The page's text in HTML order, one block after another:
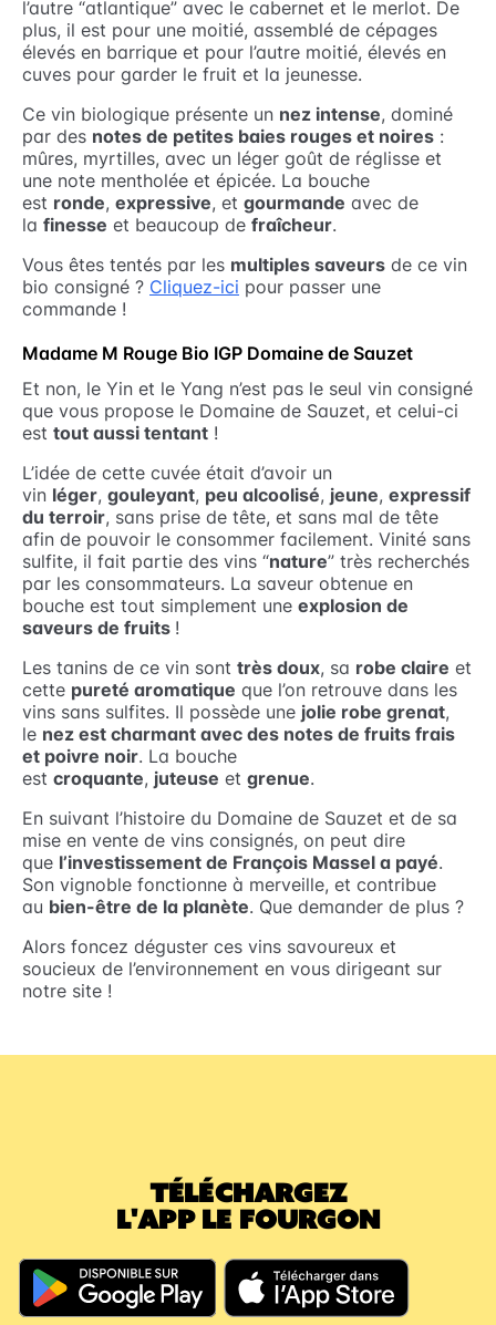
l’autre “atlantique” avec le cabernet et le merlot. De
plus, il est pour une moitié, assemblé de cépages
élevés en barrique et pour l’autre moitié, élevés en
cuves pour garder le fruit et la jeunesse.
Ce vin biologique présente un nez intense, dominé
par des notes de petites baies rouges et noires :
mûres, myrtilles, avec un léger goût de réglisse et
une note mentholée et épicée. La bouche
est ronde, expressive, et gourmande avec de
la finesse et beaucoup de fraîcheur.
Vous êtes tentés par les multiples saveurs de ce vin
bio consigné ? Cliquez-ici pour passer une
commande !
Madame M Rouge Bio IGP Domaine de Sauzet
Et non, le Yin et le Yang n’est pas le seul vin consigné
que vous propose le Domaine de Sauzet, et celui-ci
est tout aussi tentant !
L’idée de cette cuvée était d’avoir un
vin léger, gouleyant, peu alcoolisé, jeune, expressif
du terroir, sans prise de tête, et sans mal de tête
afin de pouvoir le consommer facilement. Vinité sans
sulfite, il fait partie des vins “nature” très recherchés
par les consommateurs. La saveur obtenue en
bouche est tout simplement une explosion de
saveurs de fruits !
Les tanins de ce vin sont très doux, sa robe claire et
cette pureté aromatique que l’on retrouve dans les
vins sans sulfites. Il possède une jolie robe grenat,
le nez est charmant avec des notes de fruits frais
et poivre noir. La bouche
est croquante, juteuse et grenue.
En suivant l’histoire du Domaine de Sauzet et de sa
mise en vente de vins consignés, on peut dire
que l’investissement de François Massel a payé.
Son vignoble fonctionne à merveille, et contribue
au bien-être de la planète. Que demander de plus ?
Alors foncez déguster ces vins savoureux et
soucieux de l’environnement en vous dirigeant sur
notre site !
TÉLÉCHARGEZ
L'APP LE FOURGON